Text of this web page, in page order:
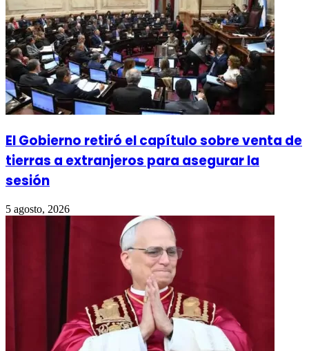
El Gobierno retiró el capítulo sobre venta de
tierras a extranjeros para asegurar la
sesión
5 agosto, 2026